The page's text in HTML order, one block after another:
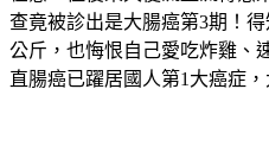
在意，但後來大便流血流得愈
查竟被診出是大腸癌第3期！
公斤，也悔恨自己愛吃炸雞、